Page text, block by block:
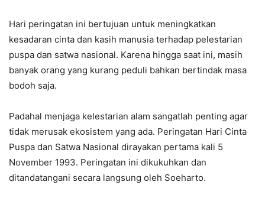
Hari peringatan ini bertujuan untuk meningkatkan
kesadaran cinta dan kasih manusia terhadap pelestarian
puspa dan satwa nasional. Karena hingga saat ini, masih
banyak orang yang kurang peduli bahkan bertindak masa
bodoh saja.
Padahal menjaga kelestarian alam sangatlah penting agar
tidak merusak ekosistem yang ada. Peringatan Hari Cinta
Puspa dan Satwa Nasional dirayakan pertama kali 5
November 1993. Peringatan ini dikukuhkan dan
ditandatangani secara langsung oleh Soeharto.